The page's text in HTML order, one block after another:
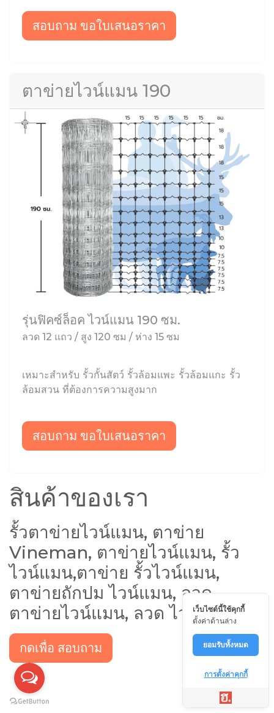
สอบถาม ขอใบเสนอราคา
ตาข่ายไวน์แมน 190
รุ่นฟิคซ์ล็อค ไวน์แมน 190 ซม.
ลวด 12 แถว / สูง 120 ซม / ห่าง 15 ซม
เหมาะสำหรับ รั้วกั้นสัตว์ รั้วล้อมแพะ รั้วล้อมแกะ รั้ว
ล้อมสวน ที่ต้องการความสูงมาก
สอบถาม ขอใบเสนอราคา
สินค้าของเรา
รั้วตาข่ายไวน์แมน, ตาข่าย
Vineman, ตาข่ายไวน์แมน, รั้ว
ไวน์แมน,ตาข่าย รั้วไวน์แมน,
ตาข่ายถักปม ไวน์แมน, ลวด
ตาข่ายไวน์แมน, ลวด ไวน์แมน
กดเพื่อ สอบถาม
เว็บไซต์นี้ใช้คุกกี้
ตั้งค่าด้านล่าง
ยอมรับทั้งหมด
การตั้งค่าคุกกี้